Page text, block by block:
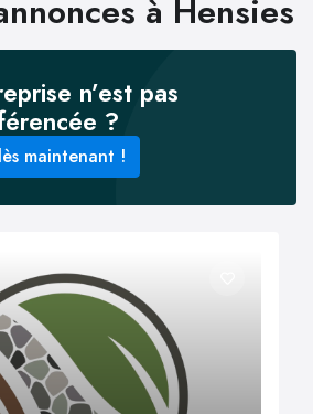
à Hensies
n’est pas
?
maintenant !